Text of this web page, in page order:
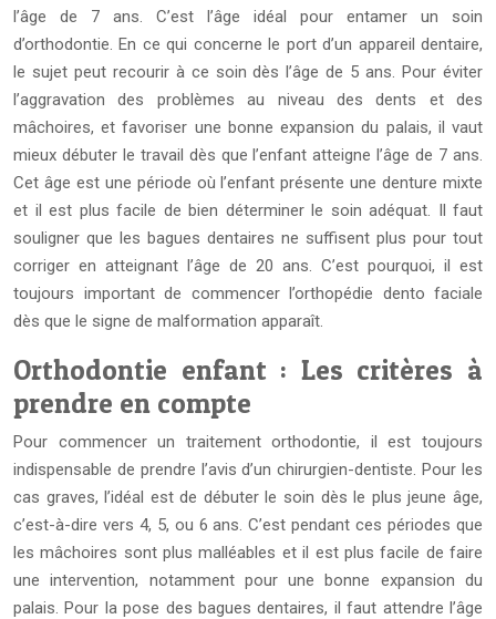
l’âge de 7 ans. C’est l’âge idéal pour entamer un soin
d’orthodontie. En ce qui concerne le port d’un appareil dentaire,
le sujet peut recourir à ce soin dès l’âge de 5 ans. Pour éviter
l’aggravation des problèmes au niveau des dents et des
mâchoires, et favoriser une bonne expansion du palais, il vaut
mieux débuter le travail dès que l’enfant atteigne l’âge de 7 ans.
Cet âge est une période où l’enfant présente une denture mixte
et il est plus facile de bien déterminer le soin adéquat. Il faut
souligner que les bagues dentaires ne suffisent plus pour tout
corriger en atteignant l’âge de 20 ans. C’est pourquoi, il est
toujours important de commencer l’orthopédie dento faciale
dès que le signe de malformation apparaît.
Orthodontie enfant : Les critères à
prendre en compte
Pour commencer un traitement orthodontie, il est toujours
indispensable de prendre l’avis d’un chirurgien-dentiste. Pour les
cas graves, l’idéal est de débuter le soin dès le plus jeune âge,
c’est-à-dire vers 4, 5, ou 6 ans. C’est pendant ces périodes que
les mâchoires sont plus malléables et il est plus facile de faire
une intervention, notamment pour une bonne expansion du
palais. Pour la pose des bagues dentaires, il faut attendre l’âge